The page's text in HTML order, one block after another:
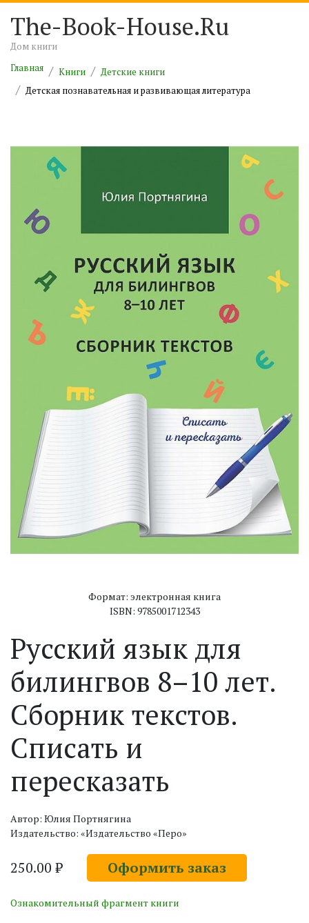
The-Book-House.Ru
Дом книги
Главная
Книги
Детские книги
Детская познавательная и развивающая литература
Формат: электронная книга
ISBN: 9785001712343
Русский язык для
билингвов 8–10 лет.
Сборник текстов.
Списать и
пересказать
Автор: Юлия Портнягина
Издательство: «Издательство «Перо»
250.00 ₽ Оформить заказ
Ознакомительный фрагмент книги